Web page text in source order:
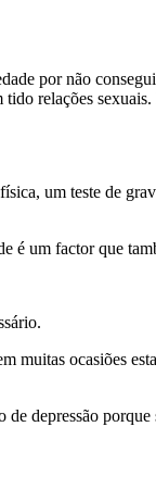
por não
relações
um teste de
é um factor que
muitas ocasiões
depressão porque